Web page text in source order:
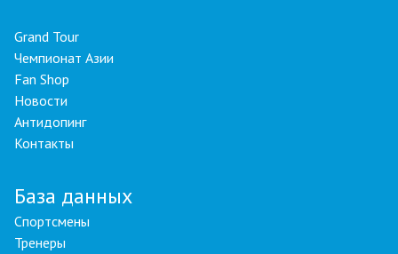
Grand Tour
Чемпионат Азии
Fan Shop
Новости
Антидопинг
Контакты
База данных
Спортсмены
Тренеры